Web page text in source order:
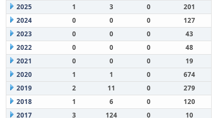
2025 1 3 0
201
2024
0 0 0
127
2023
0 0 0
43
2022
0 0 0
48
2021
0 0 0
19
2020
1 1 0
674
2019
2 11 0
279
2018
1 6 0
120
2017
3 124 0 10